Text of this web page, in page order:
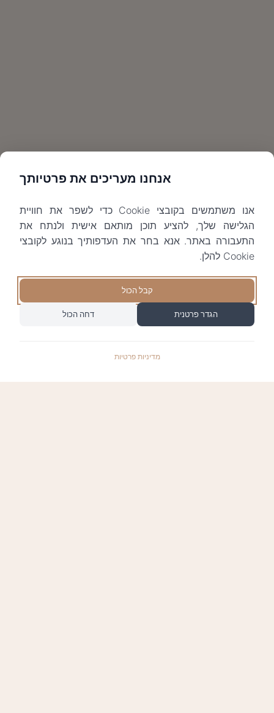
אנחנו מעריכים את פרטיותך
אנו משתמשים בקובצי Cookie כדי לשפר את חוויית
הגלישה שלך, להציע תוכן מותאם אישית ולנתח את
התעבורה באתר. אנא בחר את העדפותיך בנוגע לקובצי
Cookie להלן.
קבל הכול
הגדר פרטנית דחה הכול
מדיניות פרטיות